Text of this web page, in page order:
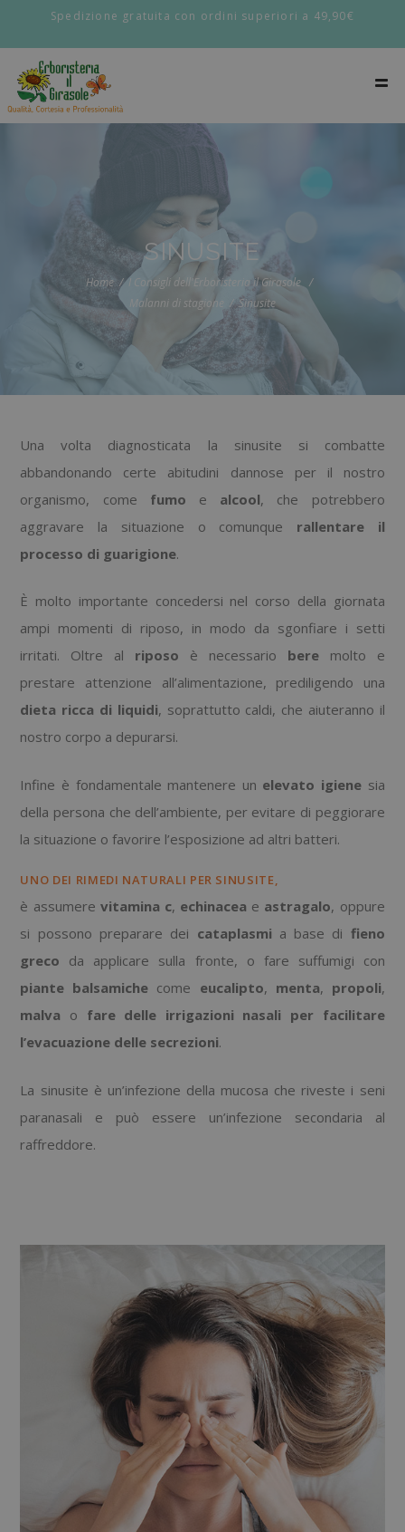
Spedizione gratuita con ordini superiori a 49,90€
SINUSITE
Home
I Consigli dell'Erboristeria il Girasole
Malanni di stagione
Sinusite
Una volta diagnosticata la sinusite si combatte
abbandonando certe abitudini dannose per il nostro
organismo, come fumo e alcool, che potrebbero
aggravare la situazione o comunque rallentare il
processo di guarigione.
È molto importante concedersi nel corso della giornata
ampi momenti di riposo, in modo da sgonfiare i setti
irritati. Oltre al riposo è necessario beremolto e
prestare attenzione all’alimentazione, prediligendo una
dieta ricca di liquidi, soprattutto caldi, che aiuteranno il
nostro corpo a depurarsi.
Infine è fondamentale mantenere un elevato igiene sia
della persona che dell’ambiente, per evitare di peggiorare
la situazione o favorire l’esposizione ad altri batteri.
UNO DEI RIMEDI NATURALI PER SINUSITE,
è assumere vitamina c, echinacea e astragalo, oppure
si possono preparare dei cataplasmi a base di fieno
greco da applicare sulla fronte, o fare suffumigi con
piante balsamiche come eucalipto, menta, propoli,
malva o fare delle irrigazioni nasali per facilitare
l’evacuazione delle secrezioni.
La sinusite è un’infezione della mucosa che riveste i seni
paranasali e può essere un’infezione secondaria al
raffreddore.